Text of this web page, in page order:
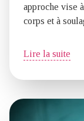
approche vise
corps et à
Lire la suite